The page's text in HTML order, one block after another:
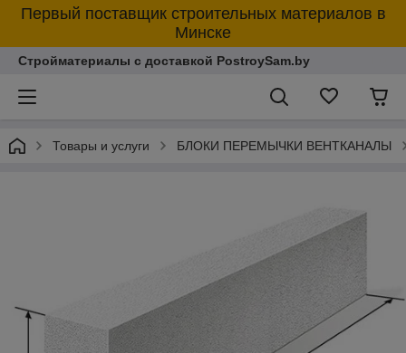
Первый поставщик строительных материалов в
Минске
Стройматериалы с доставкой PostroySam.by
Товары и услуги БЛОКИ ПЕРЕМЫЧКИ ВЕНТКАНАЛЫ